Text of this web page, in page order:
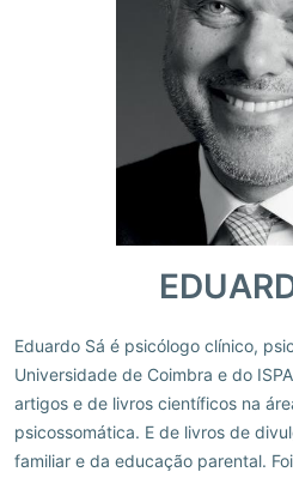
Eduardo Sá é psicólogo clínico,
Universidade de Coimbra e do
artigos e de livros científicos na
psicossomática. E de livros de
familiar e da educação parental.